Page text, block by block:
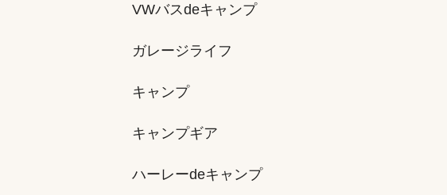
VWバスdeキャンプ
ガレージライフ
キャンプ
キャンプギア
ハーレーdeキャンプ